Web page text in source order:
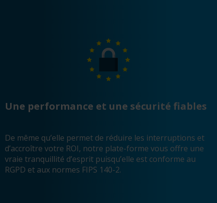
Une performance et une sécurité fiables
De même qu’elle permet de réduire les interruptions et
d’accroître votre ROI, notre plate-forme vous offre une
vraie tranquillité d’esprit puisqu’elle est conforme au
RGPD et aux normes FIPS 140-2.